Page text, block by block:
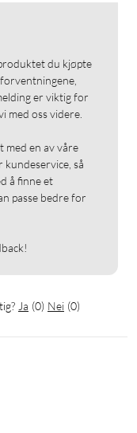
du kjøpte
er viktig for
med oss videre.
med en av våre
så
å finne et
passe bedre for
Ja (0) Nei (0)